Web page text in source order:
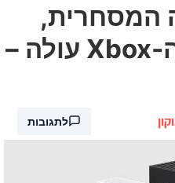
המסחרית,
מחיר קונסולת ה-Xbox עולה –
לתגובות